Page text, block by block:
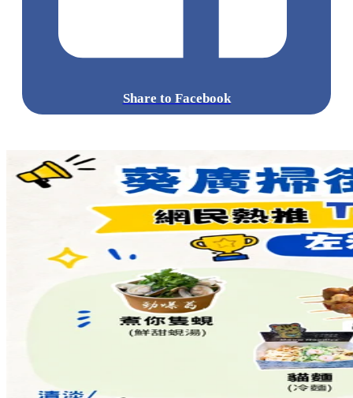
Share to Facebook